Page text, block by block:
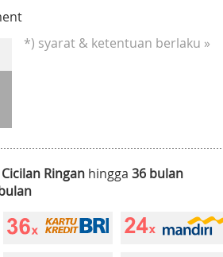
*) syarat & ketentuan berlaku »
Cicilan Ringan hingga 36 bulan